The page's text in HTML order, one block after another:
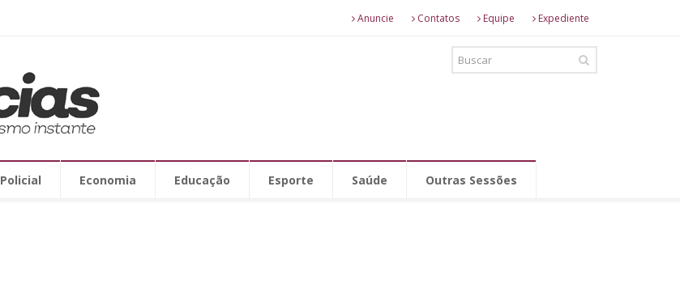
Anuncie Contatos Equipe Expediente
Policial Economia Educação Esporte Saúde Outras Sessões